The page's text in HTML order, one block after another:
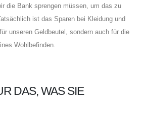
die Bank sprengen müssen, um das zu
ist das Sparen bei Kleidung und
unseren Geldbeutel, sondern auch für die
Wohlbefinden.
DAS, WAS SIE